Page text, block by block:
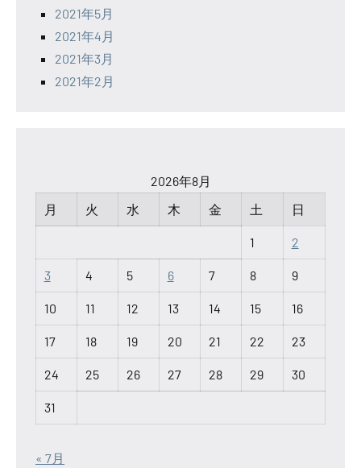
2021年5月
2021年4月
2021年3月
2021年2月
2026年8月
月
火 水 木 金 土 日
1 2
3 4 5 6 7 8 9
10 11 12 13 14 15 16
17 18 19 20 21 22 23
24 25 26 27 28 29 30
31
« 7月